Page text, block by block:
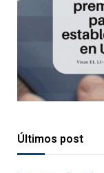
Últimos post